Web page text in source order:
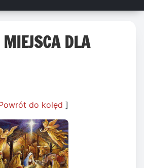
DLA
do kolęd ]